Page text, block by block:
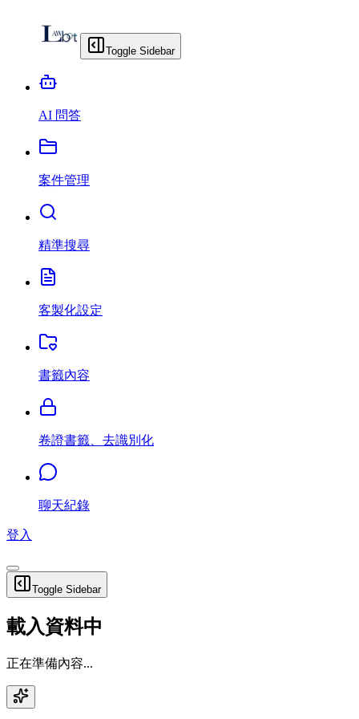
Toggle Sidebar
AI 問答
案件管理
精準搜尋
客製化設定
書籤內容
卷證書籤、去識別化
聊天紀錄
登入
Toggle Sidebar
載入資料中
正在準備內容...